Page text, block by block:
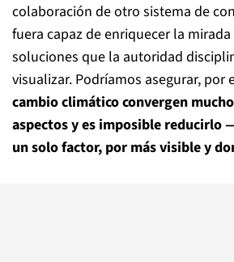
colaboración de otro sistema de
fuera capaz de enriquecer la
soluciones que la autoridad
visualizar. Podríamos asegurar, por
cambio climático convergen
aspectos y es imposible
un solo factor, por más visible y